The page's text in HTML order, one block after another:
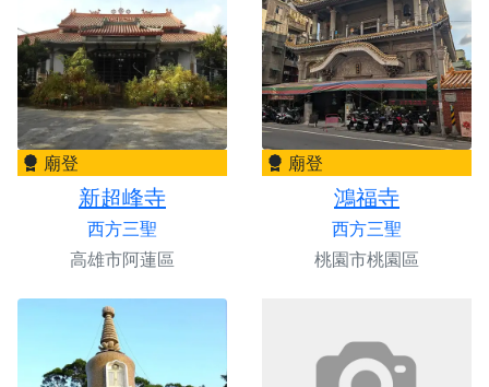
廟登
新超峰寺
西方三聖
高雄市阿蓮區
廟登
鴻福寺
西方三聖
桃園市桃園區